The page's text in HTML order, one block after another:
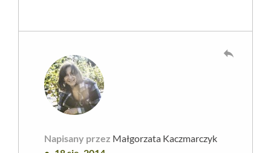
Napisany przez Małgorzata Kaczmarczyk
reply